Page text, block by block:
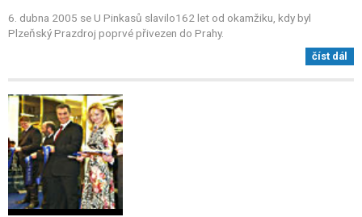
6. dubna 2005 se U Pinkasů slavilo162 let od okamžiku, kdy byl
Plzeňský Prazdroj poprvé přivezen do Prahy.
číst dál